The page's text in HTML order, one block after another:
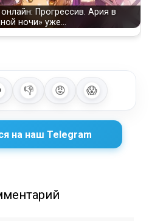
Прогрессив. Ария в
ночи» уже…
👎 😡 😱
на наш Telegram